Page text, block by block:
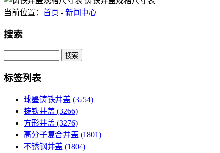
当前位置： 首页 - 新闻中心
搜索
Search
标签列表
球墨铸铁井盖 (3254)
铸铁井盖 (3266)
方形井盖 (3276)
高分子复合井盖 (1801)
不锈钢井盖 (1804)